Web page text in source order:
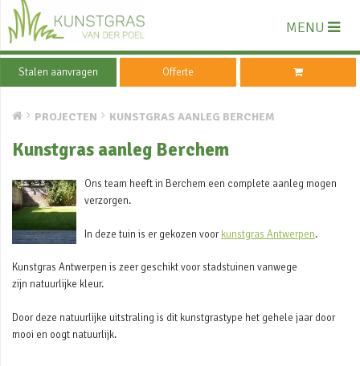
MENU
Stalen aanvragen Offerte
PROJECTEN KUNSTGRAS AANLEG BERCHEM
Kunstgras aanleg Berchem
Ons team heeft in Berchem een complete aanleg mogen
verzorgen.
In deze tuin is er gekozen voorkunstgras Antwerpen.
Kunstgras Antwerpen is zeer geschikt voor stadstuinen vanwege
zijn natuurlijke kleur.
Door deze natuurlijke uitstraling is dit kunstgrastype het gehele jaar door
mooi en oogt natuurlijk.